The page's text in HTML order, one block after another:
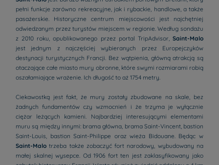
pełni funkcje zarówno rekreacyjne, jak i rybackie, handlowe, a także
pasażerskie. Historyczne centrum miejscowości jest najchętniej
odwiedzanym przez turystów miejscem w regionie. Według sondażu
z 2010 roku, opublikowanego przez portal TripAdvisor, Saint-Malo
jest jednym z najczęściej wybieranych przez Europejczyków
destynacji turystycznych Francji. Bez wątpienia, główną atrakcją są
otaczające całe miasto mury obronne, które swymi rozmiarami robią
oszałamiające wrażenie. Ich długość to aż 1754 metry.
Ciekawostką jest fakt, że mury zostały zbudowane na skale, bez
żadnych fundamentów czy wzmocnień i że trzyma je wyłącznie
ciężar leżących kamieni. Najbardziej interesującymi elementami
muru są między innymi: brama główna, brama Saint-Vincent, bastion
Saint-Louis, bastion Saint-Philippe oraz wieża Bidouane. Będąc w
Saint-Malo trzeba także zobaczyć fort narodowy, wybudowany na
małej skalnej wysepce. Od 1906 fort ten jest zaklasyfikowany jako